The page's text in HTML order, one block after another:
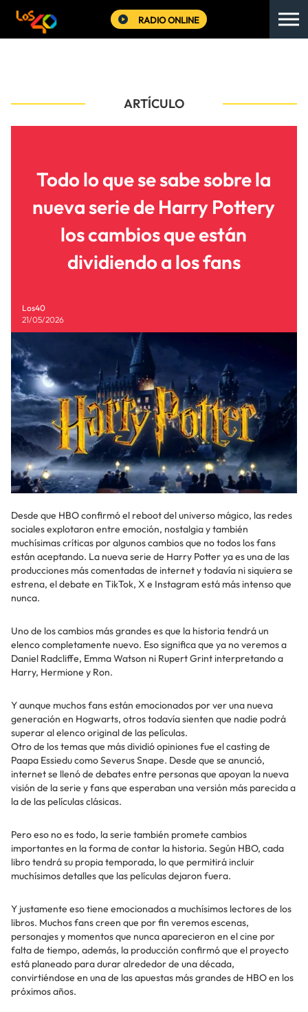
RADIO ONLINE
ARTÍCULO
Todo lo que se sabe sobre la
nueva serie de Harry Pottery
los cambios que están
dividiendo a los fans
Los40
21/05/2026
Desde que HBO confirmó el reboot del universo mágico, las redes
sociales explotaron entre emoción, nostalgia y también
muchísimas críticas por algunos cambios que no todos los fans
están aceptando. La nueva serie de Harry Potter ya es una de las
producciones más comentadas de internet y todavía ni siquiera se
estrena, el debate en TikTok, X e Instagram está más intenso que
nunca.
Uno de los cambios más grandes es que la historia tendrá un
elenco completamente nuevo. Eso significa que ya no veremos a
Daniel Radcliffe, Emma Watson ni Rupert Grint interpretando a
Harry, Hermione y Ron.
Y aunque muchos fans están emocionados por ver una nueva
generación en Hogwarts, otros todavía sienten que nadie podrá
superar al elenco original de las películas.
Otro de los temas que más dividió opiniones fue el casting de
Paapa Essiedu como Severus Snape. Desde que se anunció,
internet se llenó de debates entre personas que apoyan la nueva
visión de la serie y fans que esperaban una versión más parecida a
la de las películas clásicas.
Pero eso no es todo, la serie también promete cambios
importantes en la forma de contar la historia. Según HBO, cada
libro tendrá su propia temporada, lo que permitirá incluir
muchísimos detalles que las películas dejaron fuera.
Y justamente eso tiene emocionados a muchísimos lectores de los
libros. Muchos fans creen que por fin veremos escenas,
personajes y momentos que nunca aparecieron en el cine por
falta de tiempo, además, la producción confirmó que el proyecto
está planeado para durar alrededor de una década,
convirtiéndose en una de las apuestas más grandes de HBO en los
próximos años.